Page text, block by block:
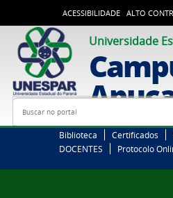
ACESSIBILIDADE ALTO
Universidade
Busca
Biblioteca Certificados
DOCENTES
Protocolo